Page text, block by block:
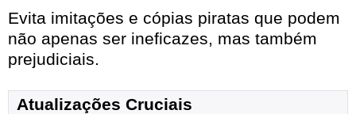
Evita imitações e cópias piratas que podem
não apenas ser ineficazes, mas também
prejudiciais.
Atualizações Cruciais